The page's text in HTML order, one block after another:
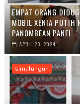
EMPAT ORANG
MOBIL XENIA PUTIH
PANOMBEAN PANEI
APRIL 23, 2024
simalungun